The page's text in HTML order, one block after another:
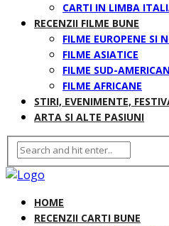
CARTI IN LIMBA
RECENZII FILME BUNE
FILME EUROPENE SI
FILME ASIATICE
FILME SUD-
FILME AFRICANE
STIRI, EVENIMENTE,
ARTA SI ALTE PASIUNI
HOME
RECENZII CARTI BUNE